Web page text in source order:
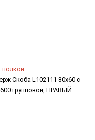
полкой
Скоба L102111 80x60 с
групповой, ПРАВЫЙ